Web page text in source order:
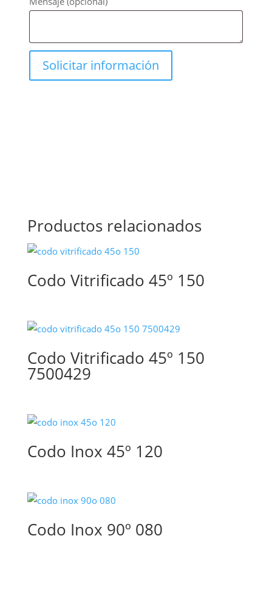
Productos relacionados
Codo Vitrificado 45º 150
Codo Vitrificado 45º 150
7500429
Codo Inox 45º 120
Codo Inox 90º 080